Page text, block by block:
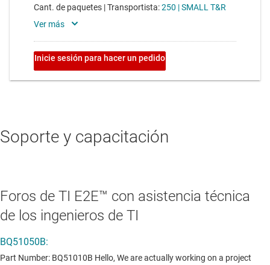
Soporte y capacitación
Foros de TI E2E™ con asistencia técnica
de los ingenieros de TI